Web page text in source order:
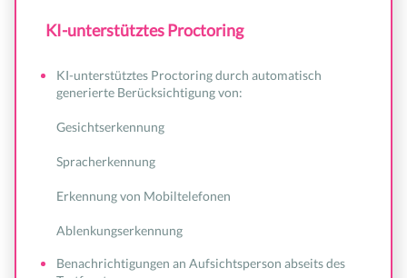
KI-unterstütztes Proctoring
KI-unterstütztes Proctoring durch automatisch
generierte Berücksichtigung von:
Gesichtserkennung
Spracherkennung
Erkennung von Mobiltelefonen
Ablenkungserkennung
Benachrichtigungen an Aufsichtsperson abseits des